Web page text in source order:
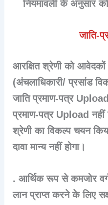
नियमावली के अनुसार
जाति-
आरक्षित श्रेणी को आवेदकों
(अंचलाधिकारी/ प्रसांड
जाति प्रमाण-पत्र Upload
प्रमाण-पत्र Upload नहीं
श्रेणी का विकल्प चयन
दावा मान्य नहीं होगा।
. आर्थिक रूप से कमजोर
लान प्राप्त करने के लिए